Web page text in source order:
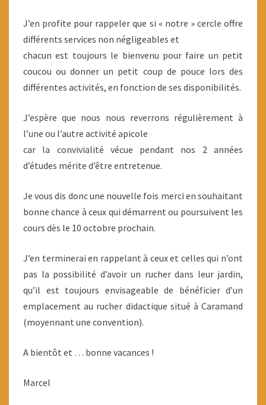
J’en profite pour rappeler que si « notre » cercle offre
différents services non négligeables et
chacun est toujours le bienvenu pour faire un petit
coucou ou donner un petit coup de pouce lors des
différentes activités, en fonction de ses disponibilités.
J’espère que nous nous reverrons régulièrement à
l’une ou l’autre activité apicole
car la convivialité vécue pendant nos 2 années
d’études mérite d’être entretenue.
Je vous dis donc une nouvelle fois merci en souhaitant
bonne chance à ceux qui démarrent ou poursuivent les
cours dès le 10 octobre prochain.
J’en terminerai en rappelant à ceux et celles qui n’ont
pas la possibilité d’avoir un rucher dans leur jardin,
qu’il est toujours envisageable de bénéficier d’un
emplacement au rucher didactique situé à Caramand
(moyennant une convention).
A bientôt et … bonne vacances !
Marcel